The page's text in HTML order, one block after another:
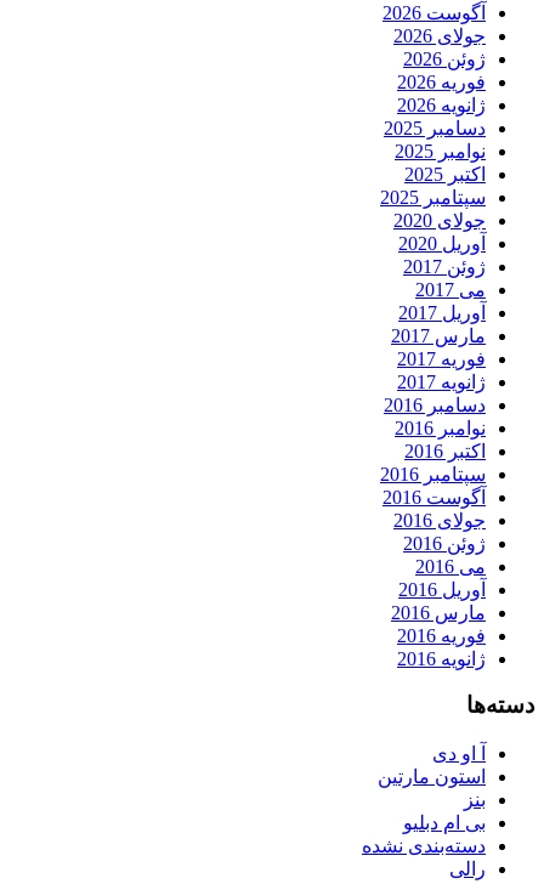
آگوست 2026
جولای 2026
ژوئن 2026
فوریه 2026
ژانویه 2026
دسامبر 2025
نوامبر 2025
اکتبر 2025
سپتامبر 2025
جولای 2020
آوریل 2020
ژوئن 2017
می 2017
آوریل 2017
مارس 2017
فوریه 2017
ژانویه 2017
دسامبر 2016
نوامبر 2016
اکتبر 2016
سپتامبر 2016
آگوست 2016
جولای 2016
ژوئن 2016
می 2016
آوریل 2016
مارس 2016
فوریه 2016
ژانویه 2016
دسته‌ها
آ او دی
استون مارتین
بنز
بی ام دبلیو
دسته‌بندی نشده
رالی